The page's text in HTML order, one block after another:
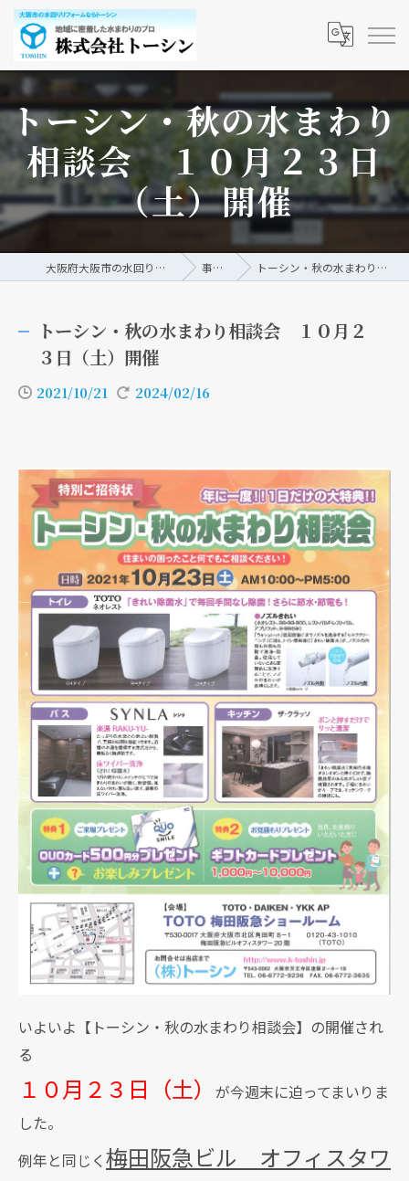
トーシン・秋の水まわり
相談会 １０月２３日
（土）開催
大阪府大阪市の水回りリフォームなら株式会社トーシン 事例/ブログ トーシン・秋の水まわり相談会 １０月２３日（土）開催
トーシン・秋の水まわり相談会 １０月２
３日（土）開催
2021/10/21 2024/02/16
いよいよ【トーシン・秋の水まわり相談会】の開催され
る
１０月２３日（土）
が今週末に迫ってまいりま
した。
例年と同じく梅田阪急ビル オフィスタワ